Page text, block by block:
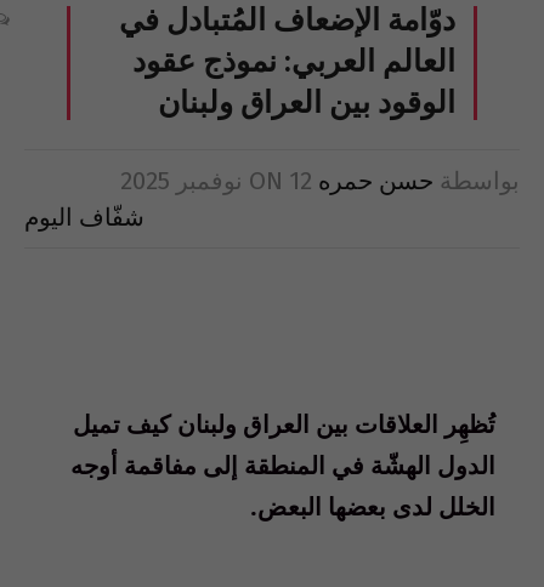
دوّامة الإضعاف المُتبادل في
العالم العربي: نموذج عقود
الوقود بين العراق ولبنان
بواسطة حسن حمره ON 12 نوفمبر 2025
شفّاف اليوم
تُظهِر العلاقات بين العراق ولبنان كيف تميل
الدول الهشّة في المنطقة إلى مفاقمة أوجه
الخلل لدى بعضها البعض.